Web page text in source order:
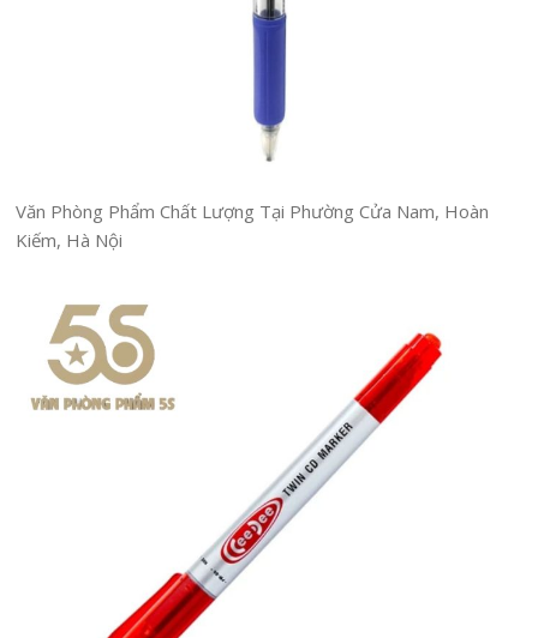
Văn Phòng Phẩm Chất Lượng Tại Phường Cửa Nam, Hoàn
Kiếm, Hà Nội